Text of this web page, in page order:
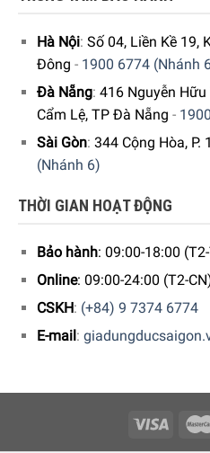
Thoải mái tối ưu cho người
Bộ hẹn giờ (cả ở chế độ làm
lợi cho người dùng để sử
Hà Nội: Số 04, Liền Kề 19,
Đông - 1900 6774 (Nhánh
Đà Nẵng: 416 Nguyễn Hữu
Cẩm Lệ, TP Đà Nẵng -
Sài Gòn: 344 Cộng Hòa, P.
(Nhánh 6)
THỜI GIAN HOẠT ĐỘNG
Bảo hành: 09:00-18:00
Online: 09:00-24:00 (T2-
CSKH: (+84) 9 7374 6774
E-mail :